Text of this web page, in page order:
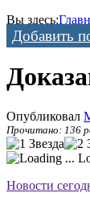
Вы здесь:
Добавить
Опубликовал
Прочитано: 136
Новости